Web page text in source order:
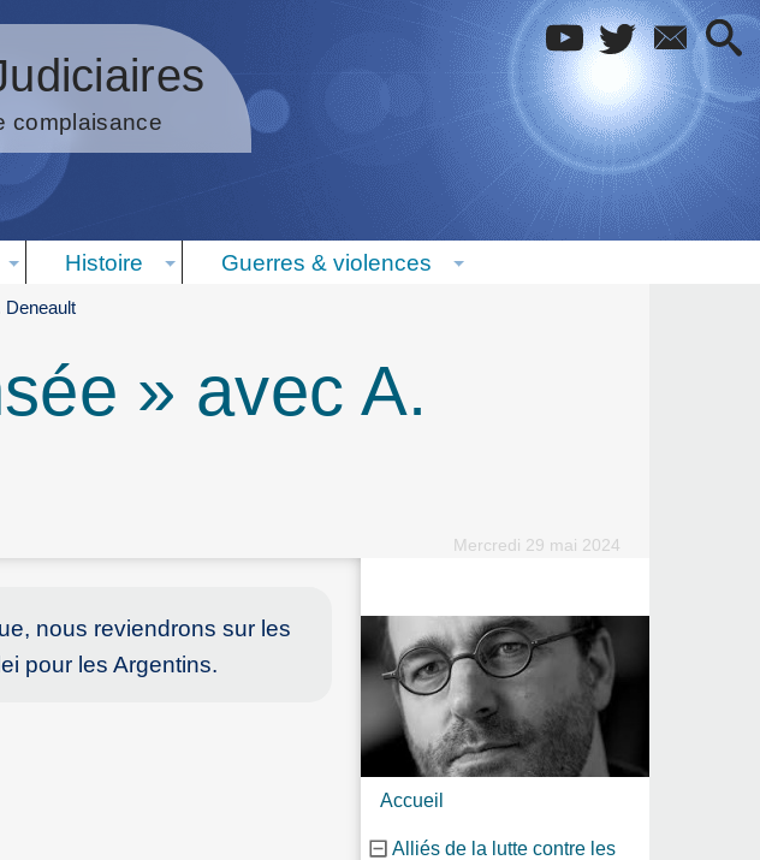
complaisance
Histoire Guerres & violences
Deneault
» avec A.
Mercredi 29 mai 2024
nous reviendrons sur les
pour les Argentins.
Accueil
Alliés de la lutte contre les